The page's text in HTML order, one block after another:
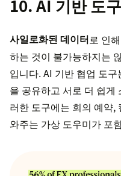
10. AI 기반 도
사일로화된 데이터로 인
하는 것이 불가능하지는
입니다. AI 기반 협업 도
을 공유하고 서로 더 쉽게
러한 도구에는 회의 예약,
와주는 가상 도우미가 포